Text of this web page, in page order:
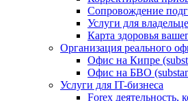
Сопровождение
Услуги для
Карта здоровья
Организация реального
Офис на Кипре
Офис на БВО
Услуги для IT-бизнеса
Forex деятельность,